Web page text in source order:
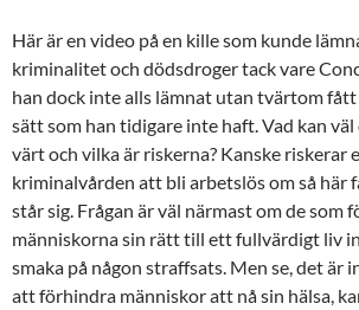
Här är en video på en kille som kunde
kriminalitet och dödsdroger tack vare
han dock inte alls lämnat utan tvärtom
sätt som han tidigare inte haft. Vad kan
värt och vilka är riskerna? Kanske riskerar
kriminalvården att bli arbetslös om så här
står sig. Frågan är väl närmast om de som
människorna sin rätt till ett fullvärdigt liv
smaka på någon straffsats. Men se, det är
att förhindra människor att nå sin hälsa,